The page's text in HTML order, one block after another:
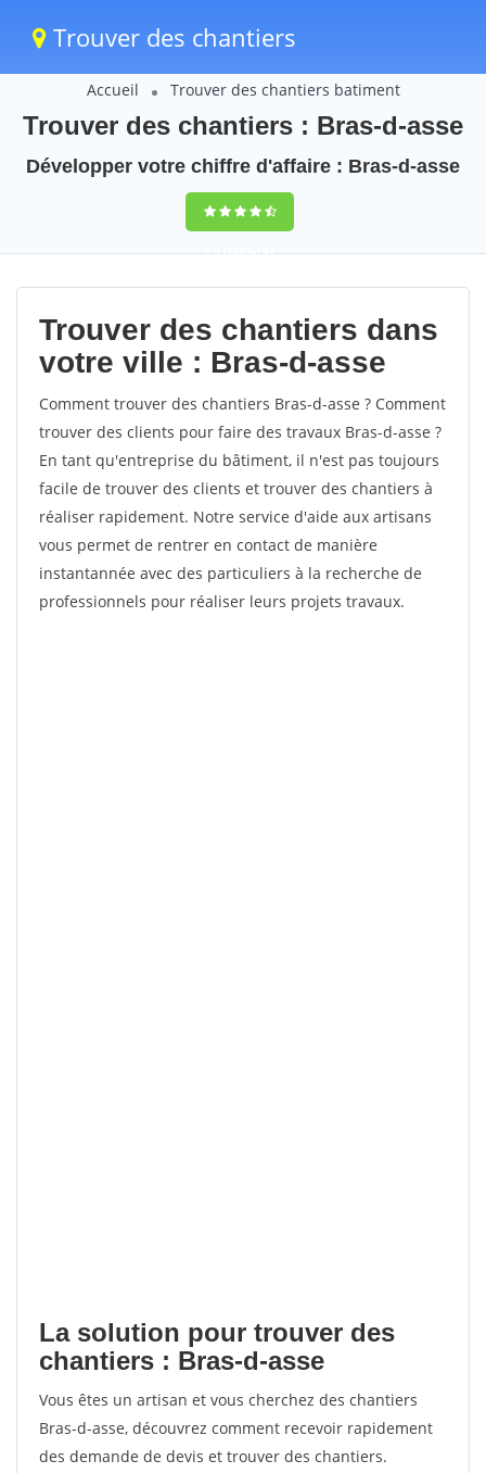
Trouver des chantiers
Accueil Trouver des chantiers batiment
Trouver des chantiers : Bras-d-asse
Développer votre chiffre d'affaire : Bras-d-asse
9,5(100%)44
votes
Trouver des chantiers dans
votre ville : Bras-d-asse
Comment trouver des chantiers Bras-d-asse ? Comment
trouver des clients pour faire des travaux Bras-d-asse ?
En tant qu'entreprise du bâtiment, il n'est pas toujours
facile de trouver des clients et trouver des chantiers à
réaliser rapidement. Notre service d'aide aux artisans
vous permet de rentrer en contact de manière
instantannée avec des particuliers à la recherche de
professionnels pour réaliser leurs projets travaux.
La solution pour trouver des
chantiers : Bras-d-asse
Vous êtes un artisan et vous cherchez des chantiers
Bras-d-asse, découvrez comment recevoir rapidement
des demande de devis et trouver des chantiers.